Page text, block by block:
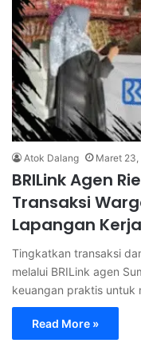
Atok Dalang Maret
BRILink Agen
Transaksi
Lapangan
Tingkatkan transaksi
melalui BRILink agen
keuangan praktis untuk
Read More »